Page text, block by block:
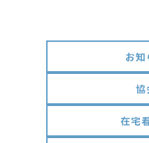
お
協
在宅